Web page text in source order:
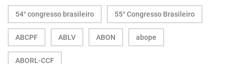
54° congresso brasileiro 55° Congresso Brasileiro
ABCPF ABLV ABON abope
ABORL-CCF